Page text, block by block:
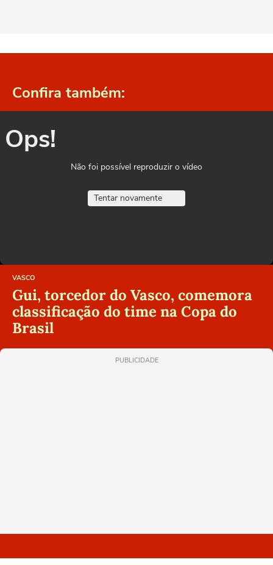
Confira também:
Ops!
Não foi possível reproduzir o vídeo
Tentar novamente
VASCO
Gui, torcedor do Vasco, comemora
classificação do time na Copa do
Brasil
PUBLICIDADE